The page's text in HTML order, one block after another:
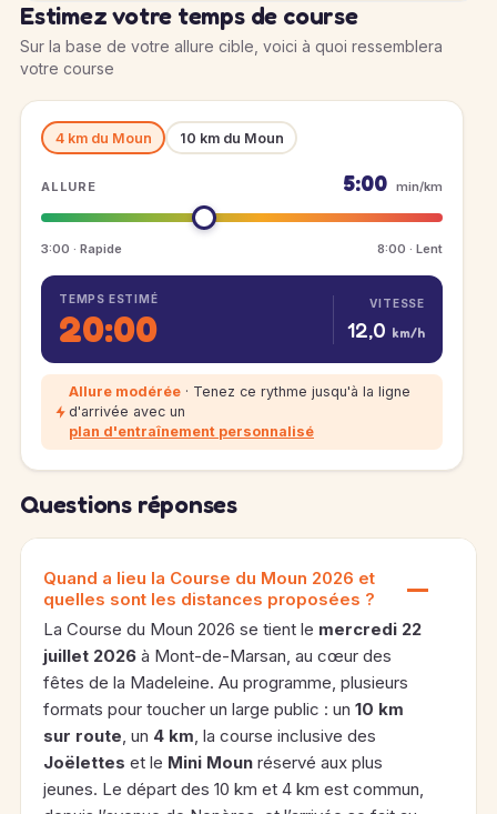
Estimez votre temps de course
Sur la base de votre allure cible, voici à quoi ressemblera
votre course
4 km du Moun 10 km du Moun
ALLURE 5:00 min/km
3:00 · Rapide 8:00 · Lent
TEMPS ESTIMÉ
20:00
VITESSE
12,0 km/h
Allure modérée · Tenez ce rythme jusqu'à la ligne
d'arrivée avec un
plan d'entraînement personnalisé
Questions réponses
Quand a lieu la Course du Moun 2026 et
quelles sont les distances proposées ?
La Course du Moun 2026 se tient le mercredi 22
juillet 2026 à Mont-de-Marsan, au cœur des
fêtes de la Madeleine. Au programme, plusieurs
formats pour toucher un large public : un 10 km
sur route, un 4 km, la course inclusive des
Joëlettes et le Mini Moun réservé aux plus
jeunes. Le départ des 10 km et 4 km est commun,